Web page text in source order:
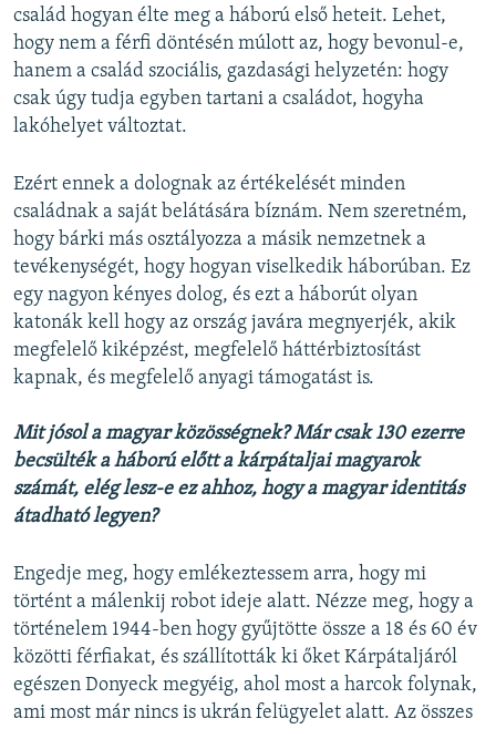
család hogyan élte meg a háború első heteit. Lehet,
hogy nem a férfi döntésén múlott az, hogy bevonul-e,
hanem a család szociális, gazdasági helyzetén: hogy
csak úgy tudja egyben tartani a családot, hogyha
lakóhelyet változtat.
Ezért ennek a dolognak az értékelését minden
családnak a saját belátására bíznám. Nem szeretném,
hogy bárki más osztályozza a másik nemzetnek a
tevékenységét, hogy hogyan viselkedik háborúban. Ez
egy nagyon kényes dolog, és ezt a háborút olyan
katonák kell hogy az ország javára megnyerjék, akik
megfelelő kiképzést, megfelelő háttérbiztosítást
kapnak, és megfelelő anyagi támogatást is.
Mit jósol a magyar közösségnek? Már csak 130 ezerre
becsülték a háború előtt a kárpátaljai magyarok
számát, elég lesz-e ez ahhoz, hogy a magyar identitás
átadható legyen?
Engedje meg, hogy emlékeztessem arra, hogy mi
történt a málenkij robot ideje alatt. Nézze meg, hogy a
történelem 1944-ben hogy gyűjtötte össze a 18 és 60 év
közötti férfiakat, és szállították ki őket Kárpátaljáról
egészen Donyeck megyéig, ahol most a harcok folynak,
ami most már nincs is ukrán felügyelet alatt. Az összes